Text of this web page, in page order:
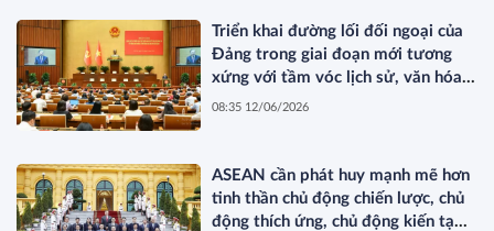
Triển khai đường lối đối ngoại của
Đảng trong giai đoạn mới tương
xứng với tầm vóc lịch sử, văn hóa
và vị thế của đất nước, góp phần
08:35 12/06/2026
ASEAN cần phát huy mạnh mẽ hơn
tinh thần chủ động chiến lược, chủ
động thích ứng, chủ động kiến tạo